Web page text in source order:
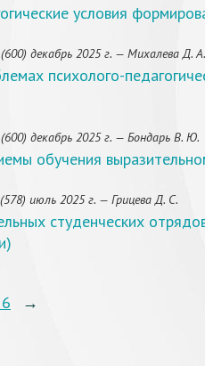
условия
декабрь 2025 г. — Михалева Д. А.
психолого-
декабрь 2025 г. — Бондарь В. Ю.
обучения
июль 2025 г. — Грицева Д. С.
студенческих
→